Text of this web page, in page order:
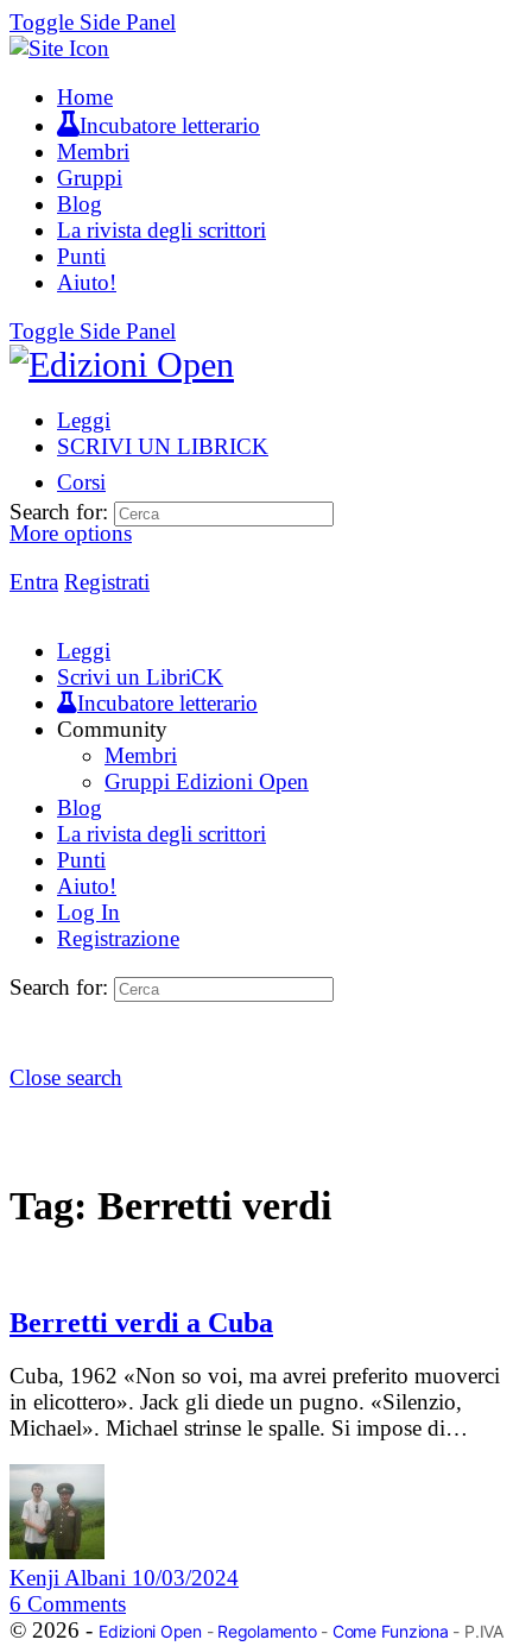
Toggle Side Panel
Home
Incubatore letterario
Membri
Gruppi
Blog
La rivista degli scrittori
Punti
Aiuto!
Toggle Side Panel
Leggi
SCRIVI UN LIBRICK
Corsi
More options
Entra Registrati
Search for:
Leggi
Scrivi un LibriCK
Incubatore letterario
Community
Membri
Gruppi Edizioni Open
Blog
La rivista degli scrittori
Punti
Aiuto!
Log In
Registrazione
Search for:
Close search
Tag: Berretti verdi
Berretti verdi a Cuba
Cuba, 1962 «Non so voi, ma avrei preferito muoverci
in elicottero». Jack gli diede un pugno. «Silenzio,
Michael». Michael strinse le spalle. Si impose di…
Kenji Albani 10/03/2024
6 Comments
© 2026 - Edizioni Open- Regolamento- Come Funziona - P.IVA